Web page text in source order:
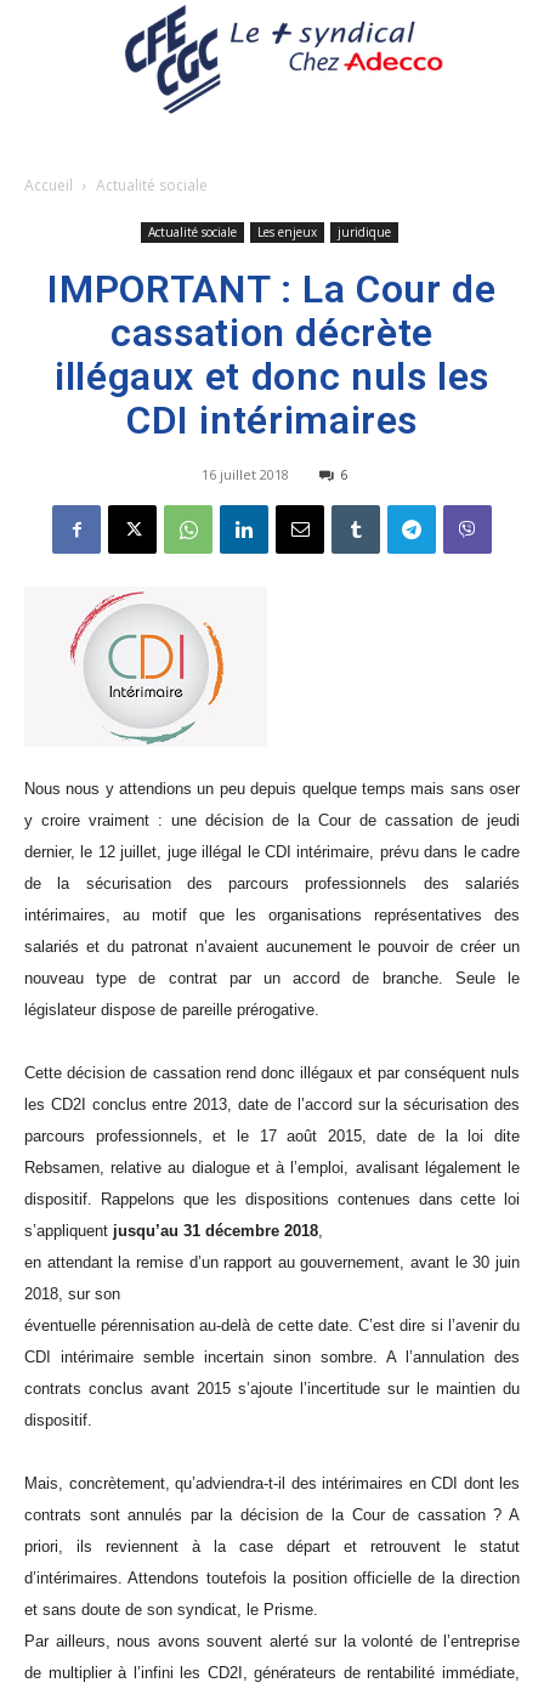
Accueil Actualité sociale
Actualité sociale Les enjeux juridique
IMPORTANT : La Cour de
cassation décrète
illégaux et donc nuls les
CDI intérimaires
16 juillet 2018 6
Nous nous y attendions un peu depuis quelque temps mais sans oser
y croire vraiment : une décision de la Cour de cassation de jeudi
dernier, le 12 juillet, juge illégal le CDI intérimaire, prévu dans le cadre
de la sécurisation des parcours professionnels des salariés
intérimaires, au motif que les organisations représentatives des
salariés et du patronat n’avaient aucunement le pouvoir de créer un
nouveau type de contrat par un accord de branche. Seule le
législateur dispose de pareille prérogative.
Cette décision de cassation rend donc illégaux et par conséquent nuls
les CD2I conclus entre 2013, date de l’accord sur la sécurisation des
parcours professionnels, et le 17 août 2015, date de la loi dite
Rebsamen, relative au dialogue et à l’emploi, avalisant légalement le
dispositif. Rappelons que les dispositions contenues dans cette loi
s’appliquent jusqu’au 31 décembre 2018,
en attendant la remise d’un rapport au gouvernement, avant le 30 juin
2018, sur son
éventuelle pérennisation au-delà de cette date. C’est dire si l’avenir du
CDI intérimaire semble incertain sinon sombre. A l’annulation des
contrats conclus avant 2015 s’ajoute l’incertitude sur le maintien du
dispositif.
Mais, concrètement, qu’adviendra-t-il des intérimaires en CDI dont les
contrats sont annulés par la décision de la Cour de cassation ? A
priori, ils reviennent à la case départ et retrouvent le statut
d’intérimaires. Attendons toutefois la position officielle de la direction
et sans doute de son syndicat, le Prisme.
Par ailleurs, nous avons souvent alerté sur la volonté de l’entreprise
de multiplier à l’infini les CD2I, générateurs de rentabilité immédiate,